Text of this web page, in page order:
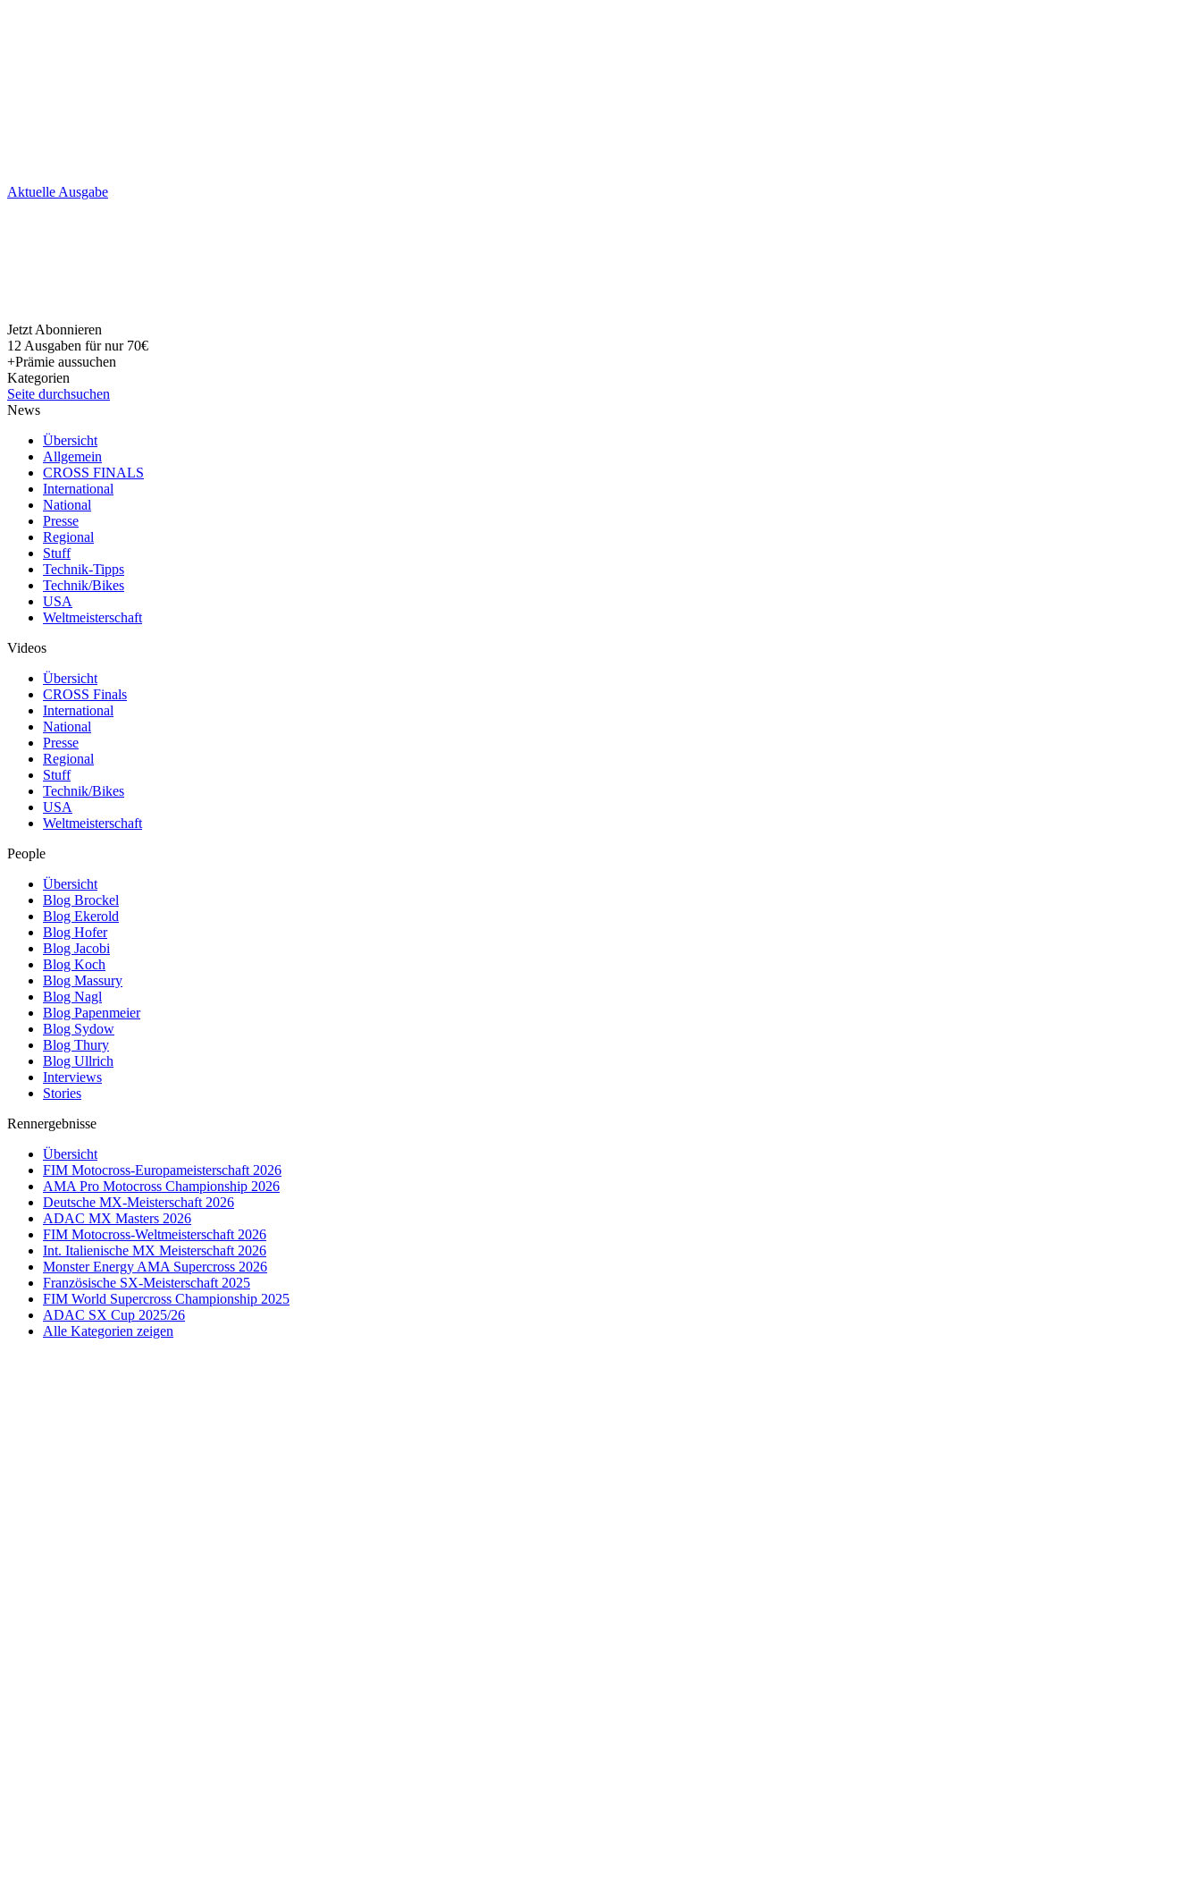
Skip
Aktuelle Ausgabe
Jetzt Abonnieren
12 Ausgaben für nur 70€
+Prämie aussuchen
Kategorien
Seite durchsuchen
News
Übersicht
Allgemein
CROSS FINALS
International
National
Presse
Regional
Stuff
Technik-Tipps
Technik/Bikes
USA
Weltmeisterschaft
Videos
Übersicht
CROSS Finals
International
National
Presse
Regional
Stuff
Technik/Bikes
USA
Weltmeisterschaft
People
Übersicht
Blog Brockel
Blog Ekerold
Blog Hofer
Blog Jacobi
Blog Koch
Blog Massury
Blog Nagl
Blog Papenmeier
Blog Sydow
Blog Thury
Blog Ullrich
Interviews
Stories
Rennergebnisse
Übersicht
FIM Motocross-Europameisterschaft 2026
AMA Pro Motocross Championship 2026
Deutsche MX-Meisterschaft 2026
ADAC MX Masters 2026
FIM Motocross-Weltmeisterschaft 2026
Int. Italienische MX Meisterschaft 2026
Monster Energy AMA Supercross 2026
Französische SX-Meisterschaft 2025
FIM World Supercross Championship 2025
ADAC SX Cup 2025/26
Alle Kategorien zeigen